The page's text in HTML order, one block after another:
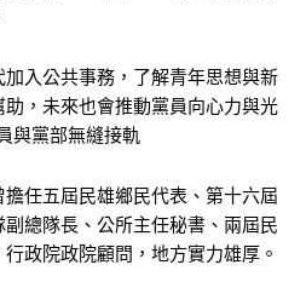
入公共事務，了解青年思想與新
，未來也會推動黨員向心力與光
與黨部無縫接軌
任五屆民雄鄉民代表、第十六屆
總隊長、公所主任秘書、兩屆民
政院政院顧問，地方實力雄厚。